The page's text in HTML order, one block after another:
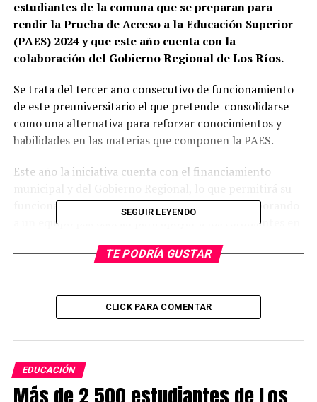
estudiantes de la comuna que se preparan para
rendir la Prueba de Acceso a la Educación Superior
(PAES) 2024 y que este año cuenta con la
colaboración del Gobierno Regional de Los Ríos.
Se trata del tercer año consecutivo de funcionamiento
de este preuniversitario el que pretende consolidarse
como una alternativa para reforzar conocimientos y
habilidades en las materias que componen la PAES.
Este año la iniciativa cuenta con el financiamiento
funcionamiento por espacio de tres años, incorporando
a un equipo psicosocial para apoyar a los estudiantes en
las familias valdivianas. “Es un trabajo integral de
acompañamiento siempre robusteciendo nuestra
educación pública y apoyando los sueños de
Entre los requisitos para postular al Preuniversitario
SEGUIR LEYENDO
TE PODRÍA GUSTAR
CLICK PARA COMENTAR
EDUCACIÓN